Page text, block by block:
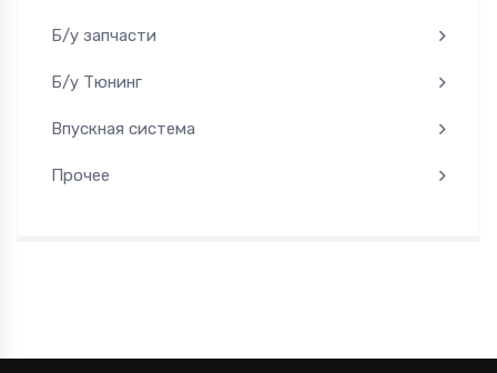
Б/у запчасти
Б/у Тюнинг
Впускная система
Прочее